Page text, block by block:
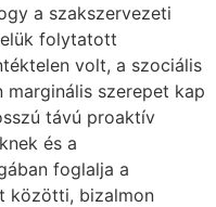
a szakszervezeti
folytatott
volt, a szociális
szerepet kap
távú proaktív
és a
foglalja a
közötti, bizalmon